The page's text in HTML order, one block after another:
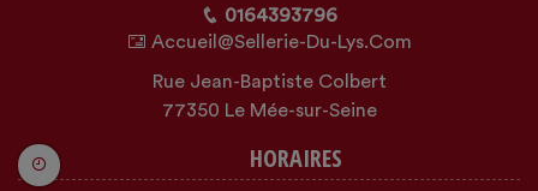
0164393796
Accueil@sellerie-Du-Lys.com
Rue Jean-Baptiste Colbert
77350 Le Mée-sur-Seine
HORAIRES